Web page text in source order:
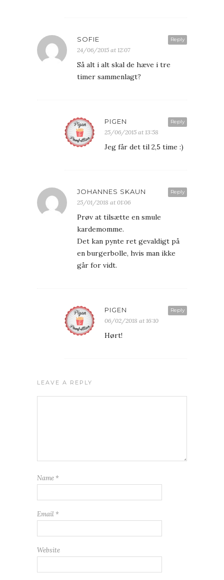
Reply
SOFIE
24/06/2015 at 12:07
Så alt i alt skal de hæve i tre
timer sammenlagt?
Reply
PIGEN
25/06/2015 at 13:58
Jeg får det til 2,5 time :)
Reply
JOHANNES SKAUN
25/01/2018 at 01:06
Prøv at tilsætte en smule
kardemomme.
Det kan pynte ret gevaldigt på
en burgerbolle, hvis man ikke
går for vidt.
Reply
PIGEN
06/02/2018 at 16:10
Hørt!
LEAVE A REPLY
Name *
Email *
Website